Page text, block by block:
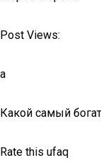
Post Views:
a
Какой самый
Rate this ufaq